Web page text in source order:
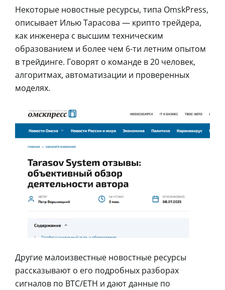
Некоторые новостные ресурсы, типа OmskPress,
описывает Илью Тарасова — крипто трейдера,
как инженера с высшим техническим
образованием и более чем 6-ти летним опытом
в трейдинге. Говорят о команде в 20 человек,
алгоритмах, автоматизации и проверенных
моделях.
Другие малоизвестные новостные ресурсы
рассказывают о его подробных разборах
сигналов по BTC/ETH и дают данные по